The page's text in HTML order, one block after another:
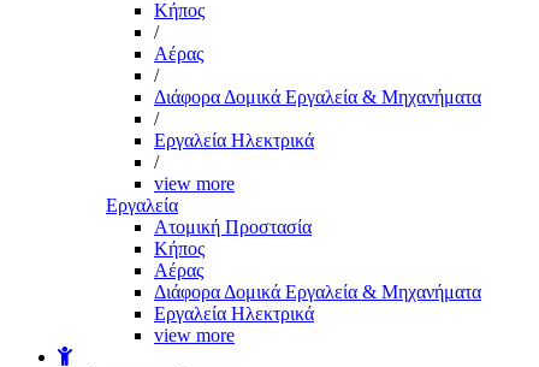
Kήπος
/
Αέρας
/
Διάφορα Δομικά Εργαλεία & Μηχανήματα
/
Εργαλεία Ηλεκτρικά
/
view more
Εργαλεία
Aτομική Προστασία
Kήπος
Αέρας
Διάφορα Δομικά Εργαλεία & Μηχανήματα
Εργαλεία Ηλεκτρικά
view more